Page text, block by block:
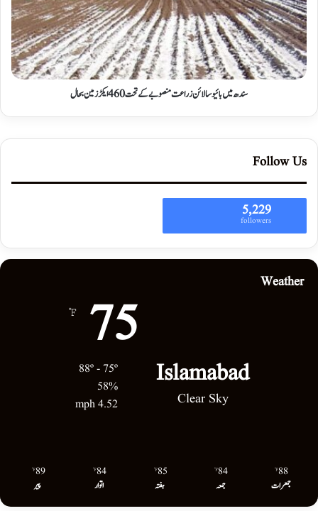
سندھ میں بائیو سالائن زراعت منصوبے کے تحت 460 ایکڑ زمین بحال
Follow Us
5,229
followers
Weather
Islamabad
Clear Sky
75
℉
58%
4.52 mph
88
℉
جمعرات
84
℉
جمعہ
85
℉
ہفتہ
84
℉
اتوار
89
℉
پیر